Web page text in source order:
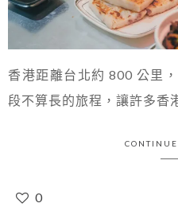
香港距離台北約 800 公里
段不算長的旅程，讓許多香
0